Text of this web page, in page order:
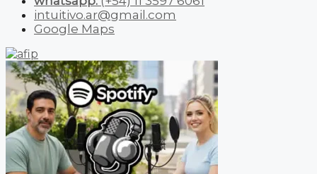
intuitivo.ar@gmail.com
Google Maps